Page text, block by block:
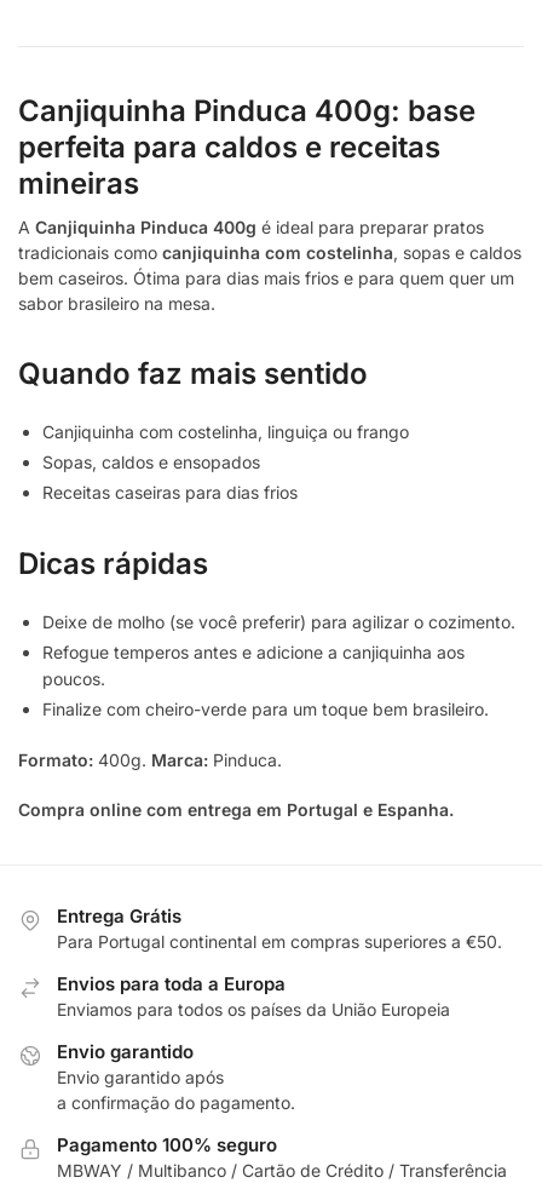
Canjiquinha Pinduca 400g: base
perfeita para caldos e receitas
mineiras
A Canjiquinha Pinduca 400g é ideal para preparar pratos
tradicionais como canjiquinha com costelinha, sopas e caldos
bem caseiros. Ótima para dias mais frios e para quem quer um
sabor brasileiro na mesa.
Quando faz mais sentido
Canjiquinha com costelinha, linguiça ou frango
Sopas, caldos e ensopados
Receitas caseiras para dias frios
Dicas rápidas
Deixe de molho (se você preferir) para agilizar o cozimento.
Refogue temperos antes e adicione a canjiquinha aos
poucos.
Finalize com cheiro-verde para um toque bem brasileiro.
Formato: 400g. Marca: Pinduca.
Compra online com entrega em Portugal e Espanha.
Entrega Grátis
Para Portugal continental em compras superiores a €50.
Envios para toda a Europa
Enviamos para todos os países da União Europeia
Envio garantido
Envio garantido após
a confirmação do pagamento.
Pagamento 100% seguro
MBWAY / Multibanco / Cartão de Crédito / Transferência